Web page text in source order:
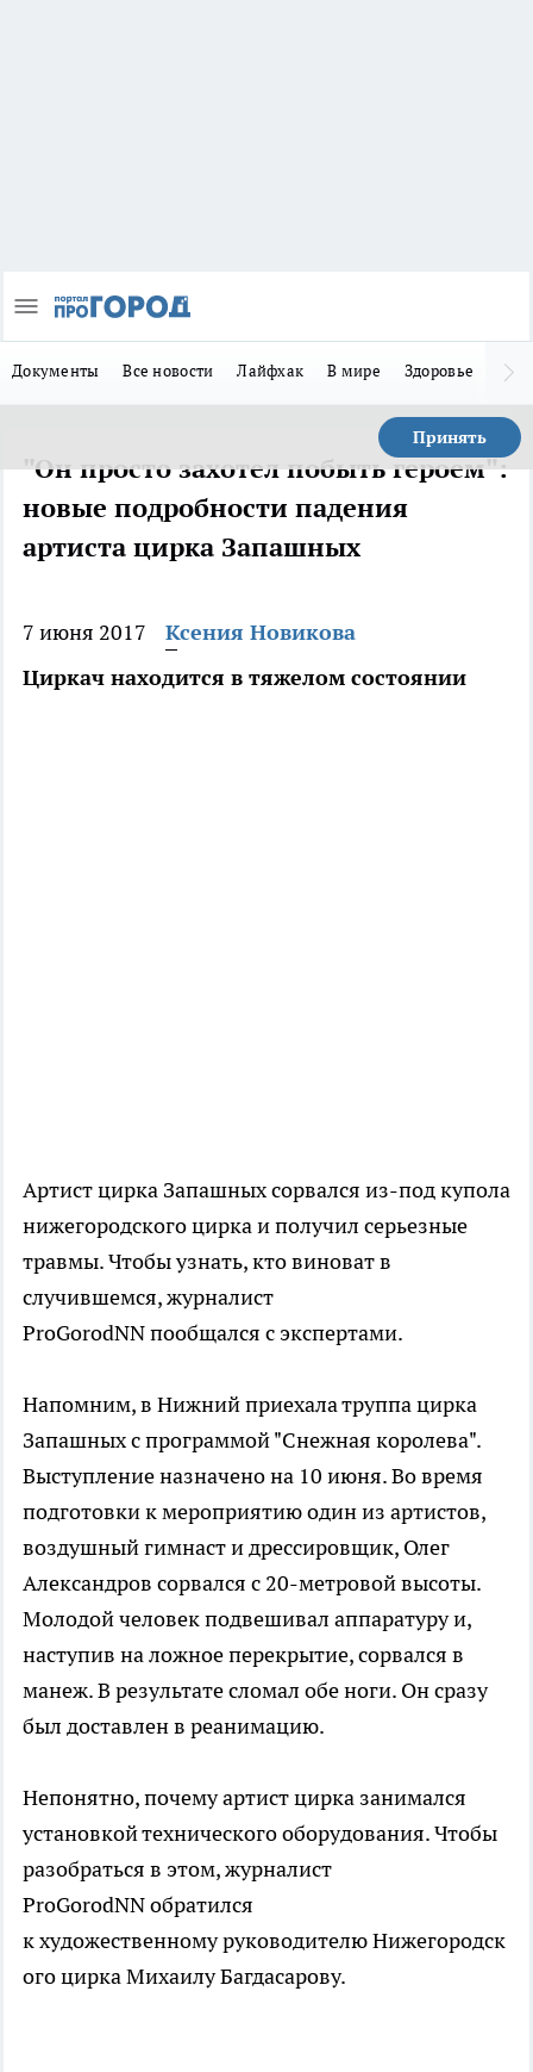
Документы Все новости Лайфхак В мире Здоровье
Принять
"Он просто захотел побыть героем":
новые подробности падения
артиста цирка Запашных
7 июня 2017
Ксения Новикова
Циркач находится в тяжелом состоянии
Артист цирка Запашных сорвался из-под купола
нижегородского цирка и получил серьезные
травмы. Чтобы узнать, кто виноват в
случившемся, журналист
ProGorodNN пообщался с экспертами.
Напомним, в Нижний приехала труппа цирка
Запашных с программой "Снежная королева".
Выступление назначено на 10 июня. Во время
подготовки к мероприятию один из артистов,
воздушный гимнаст и дрессировщик, Олег
Александров сорвался с 20-метровой высоты.
Молодой человек подвешивал аппаратуру и,
наступив на ложное перекрытие, сорвался в
манеж. В результате сломал обе ноги. Он сразу
был доставлен в реанимацию.
Непонятно, почему артист цирка занимался
установкой технического оборудования. Чтобы
разобраться в этом, журналист
ProGorodNN обратился
к художественному руководителю Нижегородск
ого цирка Михаилу Багдасарову.